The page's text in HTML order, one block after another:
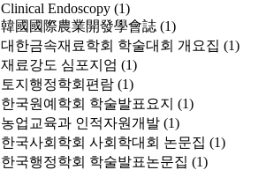
Clinical Endoscopy (1)
韓國國際農業開發學會誌 (1)
대한금속재료학회 학술대회 개요집 (1)
재료강도 심포지엄 (1)
토지행정학회편람 (1)
한국원예학회 학술발표요지 (1)
농업교육과 인적자원개발 (1)
한국사회학회 사회학대회 논문집 (1)
한국행정학회 학술발표논문집 (1)